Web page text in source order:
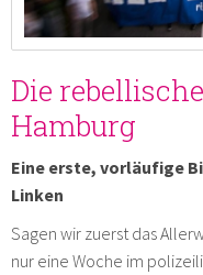
Die
Hamburg
Eine erste, vorläufige
Linken
Sagen wir zuerst das
nur eine Woche im